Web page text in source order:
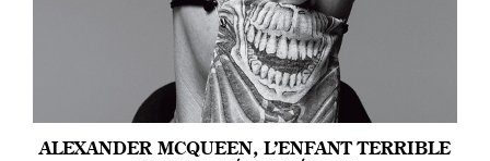
ALEXANDER MCQUEEN, L’ENFANT TERRIBLE